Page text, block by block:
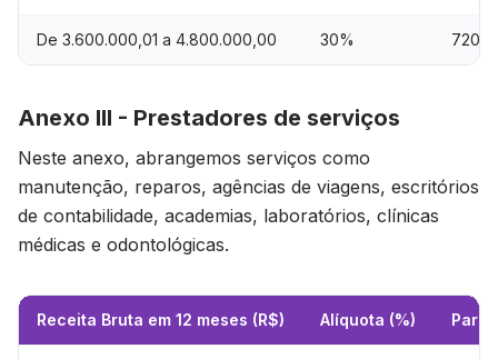
De 3.600.000,01 a 4.800.000,00 30%
Anexo III - Prestadores de serviços
Neste anexo, abrangemos serviços como
manutenção, reparos, agências de viagens, escritórios
de contabilidade, academias, laboratórios, clínicas
médicas e odontológicas.
Receita Bruta em 12 meses (R$) Alíquota (%)